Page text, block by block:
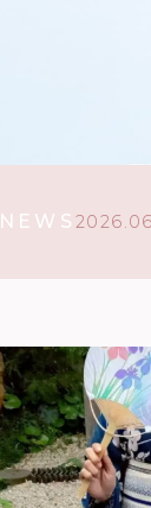
NEWS